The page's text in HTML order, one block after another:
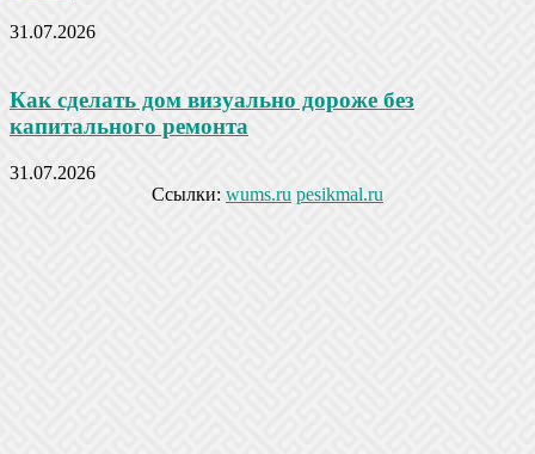
31.07.2026
Как сделать дом визуально дороже без
капитального ремонта
31.07.2026
Ссылки: wums.ru pesikmal.ru